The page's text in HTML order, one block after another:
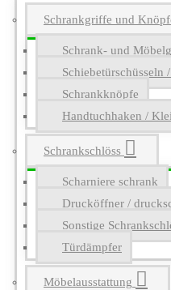
Schrankgriffe und
Schrank- und
Schiebetürschüsseln
Schrankknöpfe
Handtuchhaken /
Schrankschlöss
Scharniere schrank
Drucköffner /
Sonstige
Türdämpfer
Möbelausstattung